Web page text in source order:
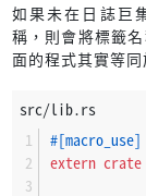
如果未在日誌巨
稱，則會將標籤
面的程式其實等同
src/lib.rs
#[macro_use]
extern crate